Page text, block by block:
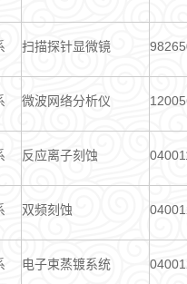
扫描探针显微镜
微波网络分析仪
反应离子刻蚀
双频刻蚀
电子束蒸镀系统